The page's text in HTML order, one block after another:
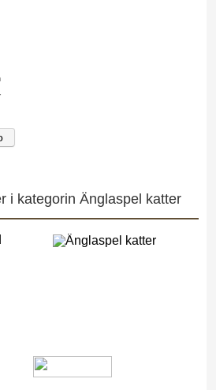
i kategorin Änglaspel katter